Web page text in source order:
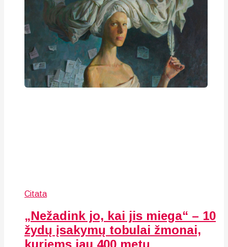
Citata
„Nežadink jo, kai jis miega“ – 10
žydų įsakymų tobulai žmonai,
kuriems jau 400 metų